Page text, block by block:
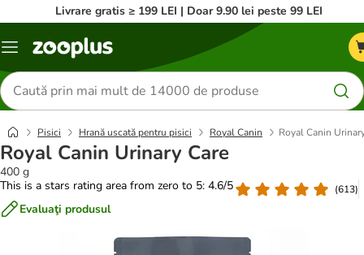
Livrare gratis ≥ 199 LEI | Doar 9.90 lei peste 99 LEI
Categorii
Căutare
produse
Pisici Hrană uscată pentru pisici Royal Canin Royal Canin
Royal Canin Urinary Care
400 g
This is a stars rating area from zero to 5: 4.6/5
(613)
Evaluaţi produsul